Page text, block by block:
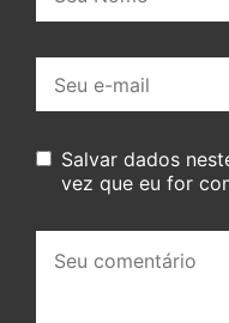
mail:
Salvar dados
vez que eu for
comentário: